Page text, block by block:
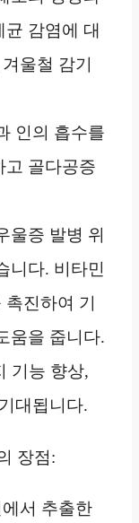
감염에 대
울철 감기
인의 흡수를
고 골다공증
울증 발병 위
니다. 비타민
진하여 기
움을 줍니다.
기능 향상,
대됩니다.
장점:
서 추출한